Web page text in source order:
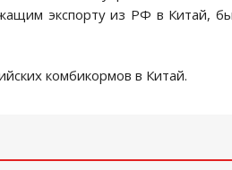
экспорту из РФ в Китай,
комбикормов в Китай.